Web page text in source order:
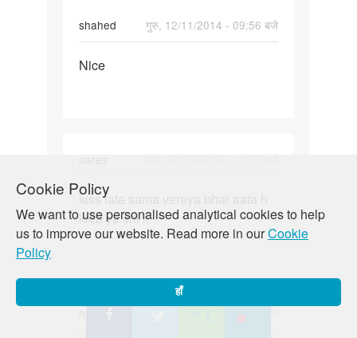
Cookie Policy
We want to use personalised analytical cookies to help
us to improve our website. Read more in ourCookie
Policy
हाँ
shahed
गुरु, 12/11/2014 - 09:56 बजे
Nice
Nice
nares
पर्मालिंक
kiss
lata
sama
kiss lata sama vereya bhar aata h
kiea ya shi h
गुरु, 12/18/2014 - 05:27 बजे